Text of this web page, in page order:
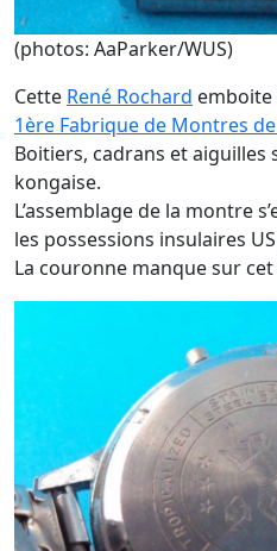
(photos: AaParker/WUS)
Cette René Rochard emboite
1ère Fabrique de Montres
Boitiers, cadrans et
kongaise.
L’assemblage de la montre
les possessions insulaires
La couronne manque sur